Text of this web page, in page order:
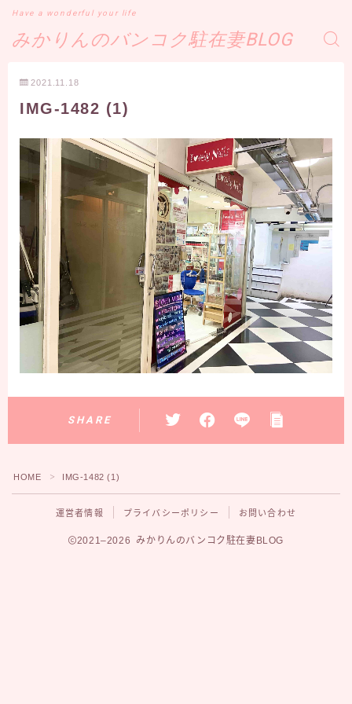
みかりんのバンコク駐在妻BLOG
Have a wonderful your life
2021.11.18
IMG-1482 (1)
SHARE
HOME ＞ IMG-1482 (1)
運営者情報 プライバシーポリシー お問い合わせ
2021–2026 みかりんのバンコク駐在妻BLOG